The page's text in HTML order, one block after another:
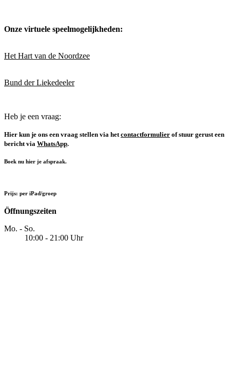
Onze virtuele speelmogelijkheden:
Het Hart van de Noordzee
Bund der Liekedeeler
Heb je een vraag:
Hier kun je ons een vraag stellen via het contactformulier of stuur gerust een
bericht via WhatsApp.
Boek nu hier je afspraak.
Prijs: per iPad/groep
Öffnungszeiten
Mo. - So.
10:00 - 21:00 Uhr